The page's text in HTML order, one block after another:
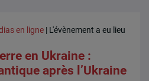
en ligne | L'évènement a eu lieu
en Ukraine :
après l’Ukraine